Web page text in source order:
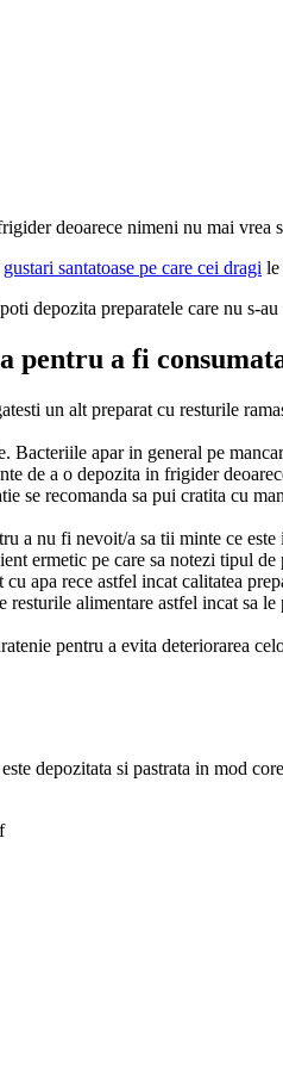
deoarece nimeni nu mai vrea
gustari santatoase pe care cei dragi le
depozita preparatele care nu s-au
pentru a fi
un alt preparat cu resturile
apar in general pe
de a o depozita in frigider
se recomanda sa pui cratita cu
a nu fi nevoit/a sa tii minte ce este
ermetic pe care sa notezi tipul
apa rece astfel incat calitatea
alimentare astfel incat sa
pentru a evita deteriorarea
depozitata si pastrata in mod
on